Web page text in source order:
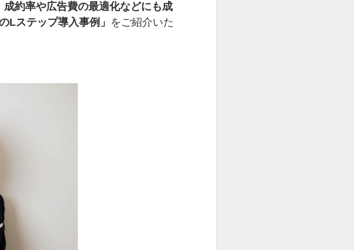
約率や広告費の最適化などにも成
Lステップ導入事例」
をご紹介いた